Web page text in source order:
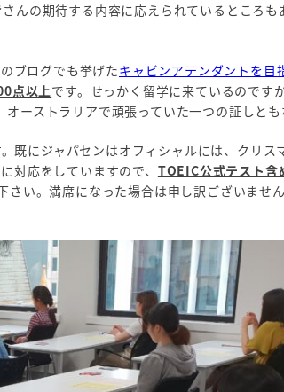
んの期待する内容に応えられているところも
ブログでも挙げたキャビンアテンダントを目
点以上です。せっかく留学に来ているのです
ーストラリアで頑張っていた一つの証しとも
。既にジャパセンはオフィシャルには、クリス
対応をしていますので、 TOEIC公式テスト含
い。満席になった場合は申し訳ございませ